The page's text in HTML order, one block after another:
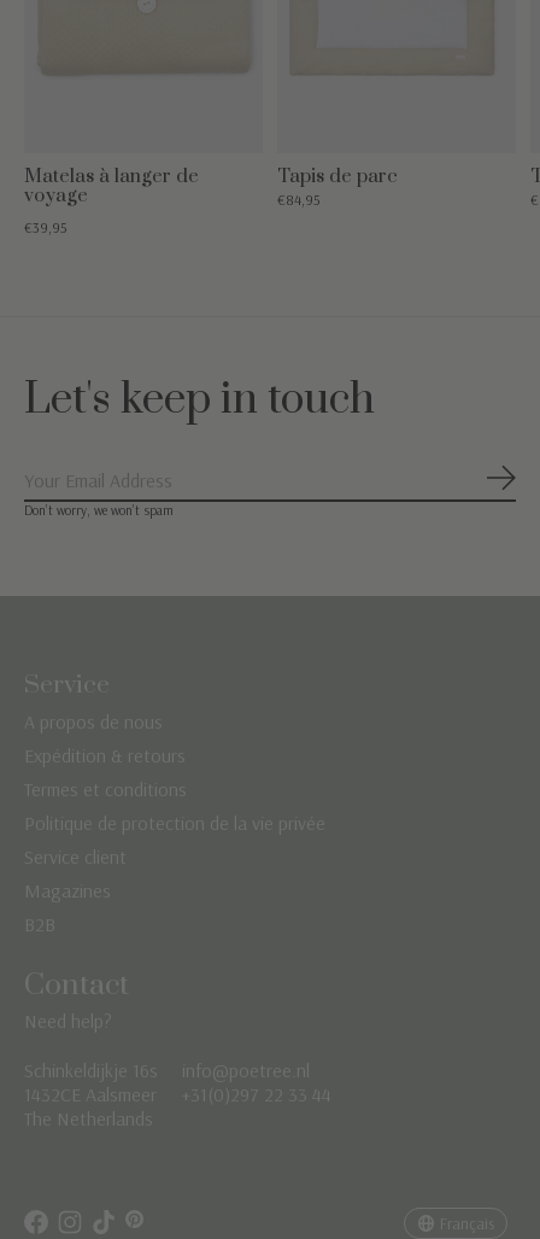
Matelas à langer de
voyage
€39,95
Tapis de parc
€84,95
Let's keep in touch
Don’t worry, we won’t spam
Service
A propos de nous
Expédition & retours
Termes et conditions
Politique de protection de la vie privée
Service client
Magazines
B2B
Contact
Need help?
Schinkeldijkje 16s
1432CE Aalsmeer
The Netherlands
info@poetree.nl
+31(0)297 22 33 44
Français
Nederlands